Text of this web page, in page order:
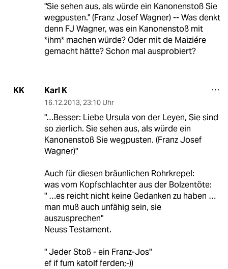
"Sie sehen aus, als würde ein Kanonenstoß Sie
wegpusten." (Franz Josef Wagner) -- Was denkt
denn FJ Wagner, was ein Kanonenstoß mit
*ihm* machen würde? Oder mit de Maiziére
gemacht hätte? Schon mal ausprobiert?
KK Karl K
16.12.2013, 23:10 Uhr
"…Besser: Liebe Ursula von der Leyen, Sie sind
so zierlich. Sie sehen aus, als würde ein
Kanonenstoß Sie wegpusten. (Franz Josef
Wagner)"
Auch für diesen bräunlichen Rohrkrepel:
was vom Kopfschlachter aus der Bolzentöte:
" …es reicht nicht keine Gedanken zu haben …
man muß auch unfähig sein, sie
auszusprechen"
Neuss Testament.
" Jeder Stoß - ein Franz-Jos"
ef if fum katolf ferden;-))